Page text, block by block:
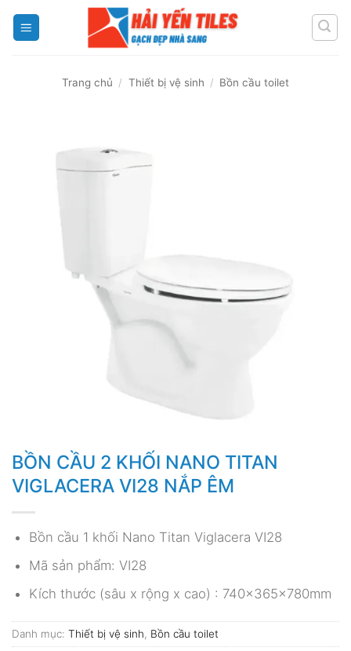
Trang chủ / Thiết bị vệ sinh / Bồn cầu toilet
BỒN CẦU 2 KHỐI NANO TITAN
VIGLACERA VI28 NẮP ÊM
Bồn cầu 1 khối Nano Titan Viglacera VI28
Mã sản phẩm: VI28
Kích thước (sâu x rộng x cao) : 740x365x780mm
Danh mục: Thiết bị vệ sinh
Bồn cầu toilet